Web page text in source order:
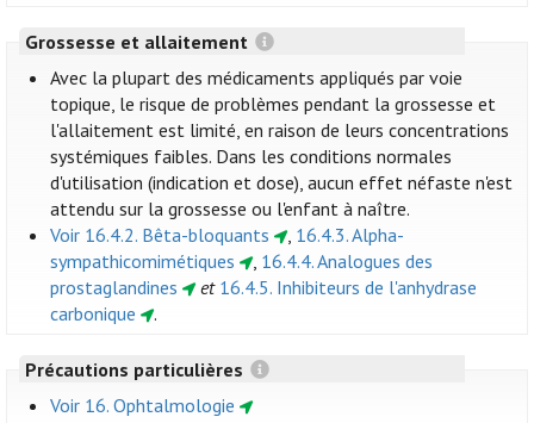
Grossesse et allaitement
Avec la plupart des médicaments appliqués par voie
topique, le risque de problèmes pendant la grossesse et
l'allaitement est limité, en raison de leurs concentrations
systémiques faibles. Dans les conditions normales
d'utilisation (indication et dose), aucun effet néfaste n'est
attendu sur la grossesse ou l'enfant à naître.
Voir 16.4.2. Bêta-bloquants
, 16.4.3. Alpha-
sympathicomimétiques
, 16.4.4. Analogues des
prostaglandines
et 16.4.5. Inhibiteurs de l'anhydrase
carbonique
.
Précautions particulières
Voir 16. Ophtalmologie